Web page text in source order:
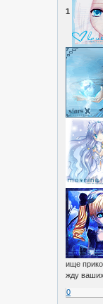
1
ище
жду
0